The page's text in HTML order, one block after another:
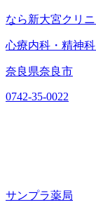
なら新大宮クリ
心療内科・精神
奈良県奈良市
0742-35-0022
サンプラ薬局